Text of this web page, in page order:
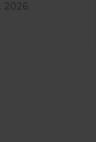
02 apr. 2025